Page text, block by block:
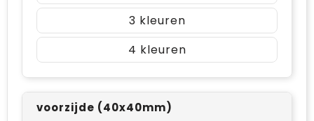
3
4
voorzijde (40x40mm)